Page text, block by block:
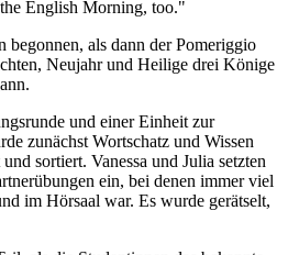
English Morning, too."
begonnen, als dann der Pomeriggio
Neujahr und Heilige drei Könige
und einer Einheit zur
zunächst Wortschatz und Wissen
sortiert. Vanessa und Julia setzten
ein, bei denen immer viel
im Hörsaal war. Es wurde gerätselt,